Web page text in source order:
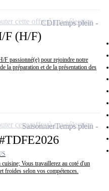
F (H/F)
passionné(e) pour rejoindre notre
la préparation et de la présentation des
CDITemps plein
cette offre à ma sélection
Vous travaillerez au coté d'un
froides selon vos compétences.
SaisonnierTemps plein
cette offre à ma sélection